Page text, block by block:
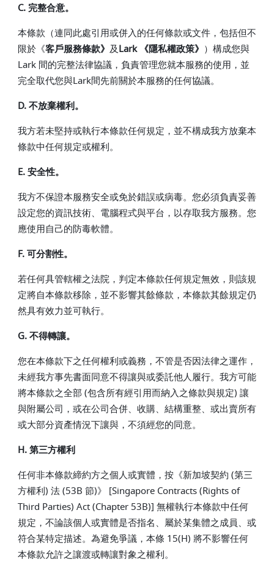
C. 完整合意。
本條款（連同此處引用或併入的任何條款或文件，包括但不
限於《客戶服務條款》 及Lark 《隱私權政策》 ）構成您與
Lark 間的完整法律協議，負責管理您就本服務的使用，並
完全取代您與Lark間先前關於本服務的任何協議。
D. 不放棄權利。
我方若未堅持或執行本條款任何規定，並不構成我方放棄本
條款中任何規定或權利。
E. 安全性。
我方不保證本服務安全或免於錯誤或病毒。您必須負責妥善
設定您的資訊技術、電腦程式與平台，以存取我方服務。您
應使用自己的防毒軟體。
F. 可分割性。
若任何具管轄權之法院，判定本條款任何規定無效，則該規
定將自本條款移除，並不影響其餘條款，本條款其餘規定仍
然具有效力並可執行。
G. 不得轉讓。
您在本條款下之任何權利或義務，不管是否因法律之運作，
未經我方事先書面同意不得讓與或委託他人履行。我方可能
將本條款之全部 (包含所有經引用而納入之條款與規定) 讓
與附屬公司，或在公司合併、收購、結構重整、或出賣所有
或大部分資產情況下讓與，不須經您的同意。
H. 第三方權利
任何非本條款締約方之個人或實體，按《新加坡契約 (第三
方權利) 法 (53B 節)》 [Singapore Contracts (Rights of
Third Parties) Act (Chapter 53B)] 無權執行本條款中任何
規定，不論該個人或實體是否指名、屬於某集體之成員、或
符合某特定描述。為避免爭議，本條 15(H) 將不影響任何
本條款允許之讓渡或轉讓對象之權利。